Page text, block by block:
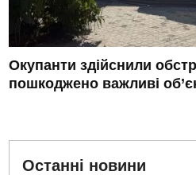
Окупанти здійснили
пошкоджено важливі
Останні новини